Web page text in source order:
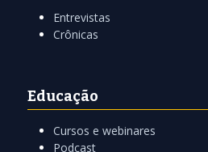
Entrevistas
Crônicas
Educação
Cursos e webinares
Podcast